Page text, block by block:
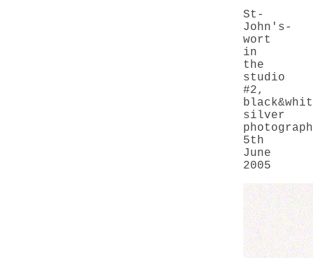
St-
John's-
wort
in
the
studio
#2,
silver
5th
June
2005